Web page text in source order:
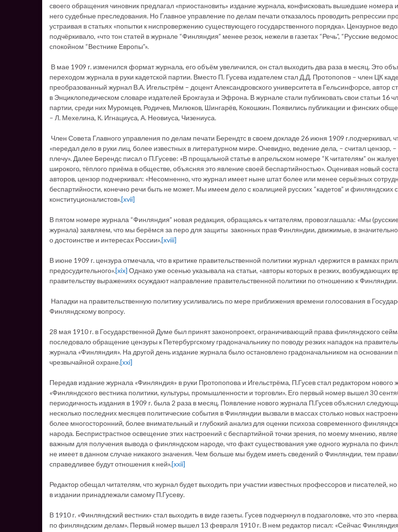
своего обращения чиновник предлагал «приостановить» издание журнала, конфисковать вышедшие номера
него судебные преследования. Но Главное управление по делам печати отказалось проводить репрессии
устраивая в статьях «попытки к ниспровержению существующего государственного порядка». Цензурное
подчёркивало, «что тон статей в журнале “Финляндия” менее резок, нежели в газетах “Речь”, “Русские
спокойном “Вестнике Европы”».
В мае 1909 г. изменился формат журнала, его объём увеличился, он стал выходить два раза в месяц. Это
переходом журнала в руки кадетской партии. Вместо П. Гусева издателем стал Д.Д. Протопопов – член ЦК
преобразованный журнал В.А. Игельстрём – доцент Александровского университета в Гельсинфорсе, автор
в Энциклопедическом словаре издателей Брокгауза и Эфрона. В журнале стали публиковать свои статьи 16
партии, среди них Муромцев, Родичев, Милюков, Шингарёв, Кокошкин. Появились публикации и финских
– Л. Мехелина, К. Игнациуса, А. Неовиуса, Чизениуса.
Член Совета Главного управления по делам печати Берендтс в своем докладе 26 июня 1909 г.подчеркивал,
«передал дело в руки лиц, более известных в литературном мире. Очевидно, ведение дела, – считал цензор,
плечу». Далее Берендс писал о П.Гусеве: «В прощальной статье в апрельском номере “К читателям” он
широкого, тёплого приёма в обществе, объясняя это явление своей беспартийностью». Оценивая новый
авторов, цензор подчеркивал: «Несомненно, что журнал имеет ныне штат более или менее серьёзных
беспартийности, конечно речи быть не может. Мы имеем дело с коалицией русских “кадетов” и финляндских
конституционалистов».[xvii]
В пятом номере журнала “Финляндия” новая редакция, обращаясь к читателям, провозглашала: «Мы
журнала) заявляем, что мы берёмся за перо для защиты законных прав Финляндии, движимые, в
о достоинстве и интересах России».[xviii]
В июне 1909 г. цензура отмечала, что в критике правительственной политики журнал «держится в рамках
предосудительного».[xix] Однако уже осенью указывала на статьи, «авторы которых в резких, возбуждающих
правительству выражениях осуждают направление правительственной политики по отношению к
Нападки на правительственную политику усиливались по мере приближения времени голосования в
Финляндскому вопросу.
28 мая 1910 г. в Государственной Думе был принят законопроект, ограничивающий права финляндского
последовало обращение цензуры к Петербургскому градоначальнику по поводу резких нападок на
журнала «Финляндия». На другой день издание журнала было остановлено градоначальником на основании
чрезвычайной охране.[xxi]
Передав издание журнала «Финляндия» в руки Протопопова и Игельстрёма, П.Гусев стал редактором нового
«Финляндского вестника политики, культуры, промышленности и торговли». Его первый номер вышел 30
периодичность издания в 1909 г. была 2 раза в месяц. Появление нового журнала П.Гусев объяснил
несколько последних месяцев политические события в Финляндии вызвали в массах столько новых
более многосторонний, более внимательный и глубокий анализ для оценки психоза современного
народа. Беспристрастное освещение этих настроений с беспартийной точки зрения, по моему мнению,
важным для получения вывода о финляндском народе, что факт существования уже одного журнала по
не имеет в данном случае никакого значения. Чем больше мы будем иметь сведений о Финляндии, тем
справедливее будут отношения к ней».[xxii]
Редактор обещал читателям, что журнал будет выходить при участии известных профессоров и писателей,
в издании принадлежали самому П.Гусеву.
В 1910 г. «Финляндский вестник» стал выходить в виде газеты. Гусев подчеркнул в подзаголовке, что это
по финляндским делам». Первый номер вышел 13 февраля 1910 г. В нем редактор писал: «Сейчас